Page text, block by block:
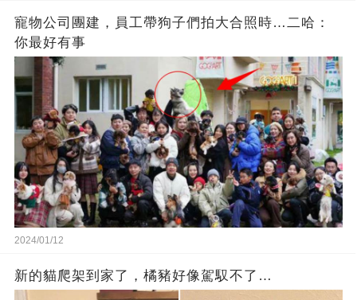
寵物公司團建，員工帶狗子們拍大合照時…二哈：
你最好有事
2024/01/12
新的貓爬架到家了，橘豬好像駕馭不了…